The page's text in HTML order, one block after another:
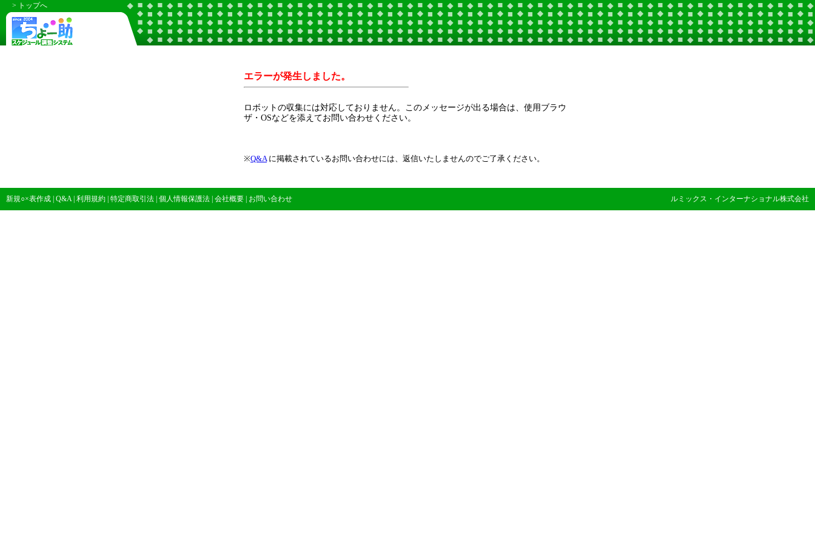
> トップへ
エラーが発生しました。
ロボットの収集には対応しておりません。このメッセージが出る場合は、使用ブラウ
ザ・OSなどを添えてお問い合わせください。
※Q&A に掲載されているお問い合わせには、返信いたしませんのでご了承ください。
新規○×表作成 | Q&A | 利用規約 | 特定商取引法 | 個人情報保護法 | 会社概要 | お問い合わせ ルミックス・インターナショナル株式会社